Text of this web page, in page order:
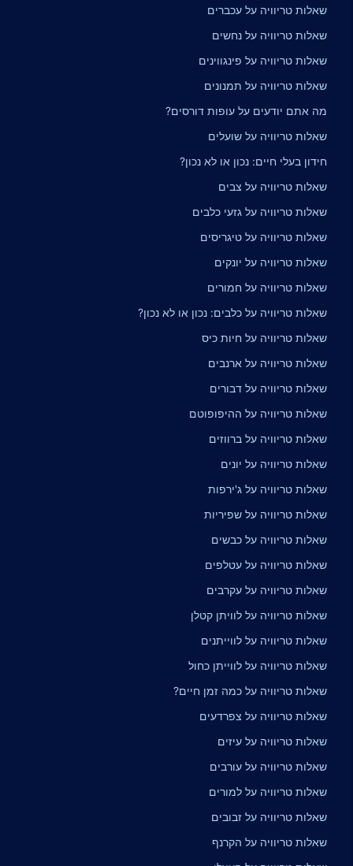
שאלות טריוויה על עכברים
שאלות טריוויה על נחשים
שאלות טריוויה על פינגווינים
שאלות טריוויה על תמנונים
מה אתם יודעים על עופות דורסים?
שאלות טריוויה על שועלים
חידון בעלי חיים: נכון או לא נכון?
שאלות טריוויה על צבים
שאלות טריוויה על גזעי כלבים
שאלות טריוויה על טיגריסים
שאלות טריוויה על יונקים
שאלות טריוויה על חמורים
שאלות טריוויה על כלבים: נכון או לא נכון?
שאלות טריוויה על חיות כיס
שאלות טריוויה על ארנבים
שאלות טריוויה על דבורים
שאלות טריוויה על ההיפופוטם
שאלות טריוויה על ברווזים
שאלות טריוויה על יונים
שאלות טריוויה על ג'ירפות
שאלות טריוויה על שפיריות
שאלות טריוויה על כבשים
שאלות טריוויה על עטלפים
שאלות טריוויה על עקרבים
שאלות טריוויה על לוויתן קטלן
שאלות טריוויה על לווייתנים
שאלות טריוויה על לווייתן כחול
שאלות טריוויה על כמה זמן חיים?
שאלות טריוויה על צפרדעים
שאלות טריוויה על עיזים
שאלות טריוויה על עורבים
שאלות טריוויה על למורים
שאלות טריוויה על זבובים
שאלות טריוויה על הקרנף